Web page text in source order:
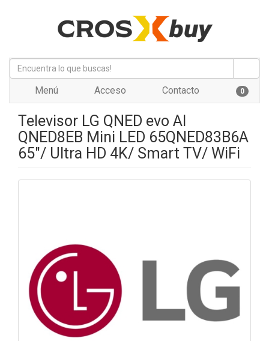
Menú Acceso Contacto 0
Televisor LG QNED evo AI
QNED8EB Mini LED 65QNED83B6A
65"/ Ultra HD 4K/ Smart TV/ WiFi